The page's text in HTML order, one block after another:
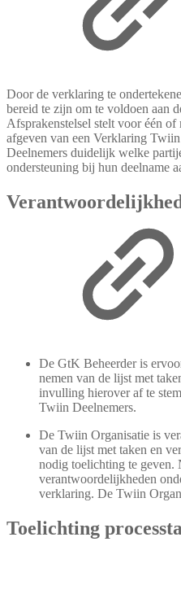
Door de verklaring te
bereid te zijn om te voldoen aan
Afsprakenstelsel stelt voor één
afgeven van een Verklaring
Deelnemers duidelijk welke
ondersteuning bij hun deelname
De GtK Beheerder is
nemen van de lijst met
invulling hierover af te
Twiin Deelnemers.
De Twiin Organisatie is
van de lijst met taken en
nodig toelichting te geven.
verantwoordelijkheden
verklaring. De Twiin
Toelichting